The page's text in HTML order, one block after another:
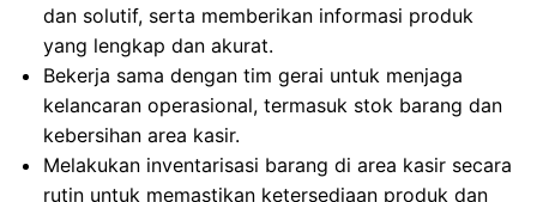
dan solutif, serta memberikan informasi produk
yang lengkap dan akurat.
Bekerja sama dengan tim gerai untuk menjaga
kelancaran operasional, termasuk stok barang dan
kebersihan area kasir.
Melakukan inventarisasi barang di area kasir secara
rutin untuk memastikan ketersediaan produk dan